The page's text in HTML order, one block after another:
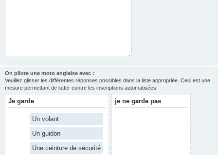
On pilote une moto anglaise avec :
Veuillez glisser les différentes réponses possibles dans la liste appropriée. Ceci est une
mesure permettant de lutter contre les inscriptions automatisées.
Je garde
Un volant
Un guidon
Une ceinture de sécurité
je ne garde pas